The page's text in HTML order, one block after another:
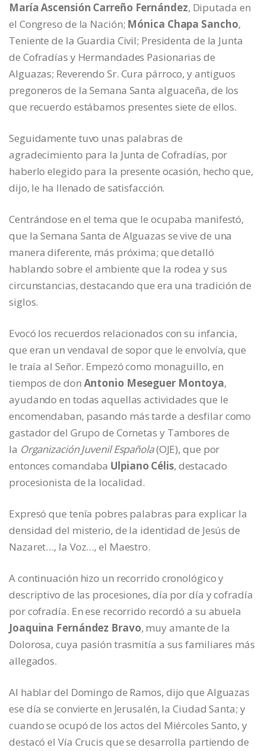
María Ascensión Carreño Fernández, Diputada en
el Congreso de la Nación; Mónica Chapa Sancho,
Teniente de la Guardia Civil; Presidenta de la Junta
de Cofradías y Hermandades Pasionarias de
Alguazas; Reverendo Sr. Cura párroco, y antiguos
pregoneros de la Semana Santa alguaceña, de los
que recuerdo estábamos presentes siete de ellos.
Seguidamente tuvo unas palabras de
agradecimiento para la Junta de Cofradías, por
haberlo elegido para la presente ocasión, hecho que,
dijo, le ha llenado de satisfacción.
Centrándose en el tema que le ocupaba manifestó,
que la Semana Santa de Alguazas se vive de una
manera diferente, más próxima; que detalló
hablando sobre el ambiente que la rodea y sus
circunstancias, destacando que era una tradición de
siglos.
Evocó los recuerdos relacionados con su infancia,
que eran un vendaval de sopor que le envolvía, que
le traía al Señor. Empezó como monaguillo, en
tiempos de don Antonio Meseguer Montoya,
ayudando en todas aquellas actividades que le
encomendaban, pasando más tarde a desfilar como
gastador del Grupo de Cornetas y Tambores de
la Organización Juvenil Española(OJE), que por
entonces comandaba Ulpiano Célis, destacado
procesionista de la localidad.
Expresó que tenía pobres palabras para explicar la
densidad del misterio, de la identidad de Jesús de
Nazaret…, la Voz…, el Maestro.
A continuación hizo un recorrido cronológico y
descriptivo de las procesiones, día por día y cofradía
por cofradía. En ese recorrido recordó a su abuela
Joaquina Fernández Bravo, muy amante de la
Dolorosa, cuya pasión trasmitía a sus familiares más
allegados.
Al hablar del Domingo de Ramos, dijo que Alguazas
ese día se convierte en Jerusalén, la Ciudad Santa; y
cuando se ocupó de los actos del Miércoles Santo, y
destacó el Vía Crucis que se desarrolla partiendo de